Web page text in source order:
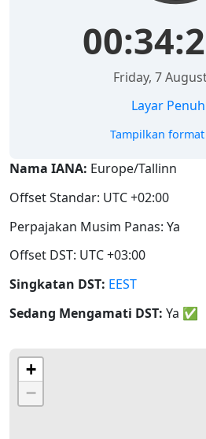
Friday, 7
Layar Penuh
Tampilkan
Nama IANA: Europe/Tallinn
Offset Standar: UTC +02:00
Perpajakan Musim Panas: Ya
Offset DST: UTC +03:00
Singkatan DST: EEST
Sedang Mengamati DST: Ya ✅
+
−